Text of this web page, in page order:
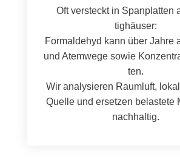
Oft ver­steckt in Span­plat­ten
tighäuser:
Formalde­hyd kann über Jahre
und Atemwege sowie
ten.
Wir analysieren Raum­luft,
Quelle und erset­zen belastete
nach­haltig.